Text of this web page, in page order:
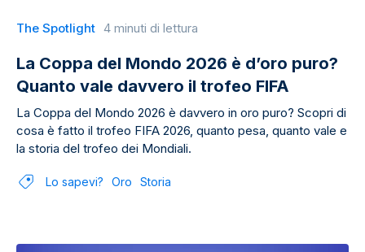
The Spotlight 4 minuti di lettura
La Coppa del Mondo 2026 è d’oro puro?
Quanto vale davvero il trofeo FIFA
La Coppa del Mondo 2026 è davvero in oro puro? Scopri di
cosa è fatto il trofeo FIFA 2026, quanto pesa, quanto vale e
la storia del trofeo dei Mondiali.
Lo sapevi? Oro Storia